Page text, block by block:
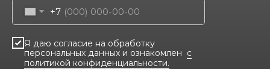
+7
Я даю согласие на обработку
персональных данных и ознакомлен c
политикой конфиденциальности.